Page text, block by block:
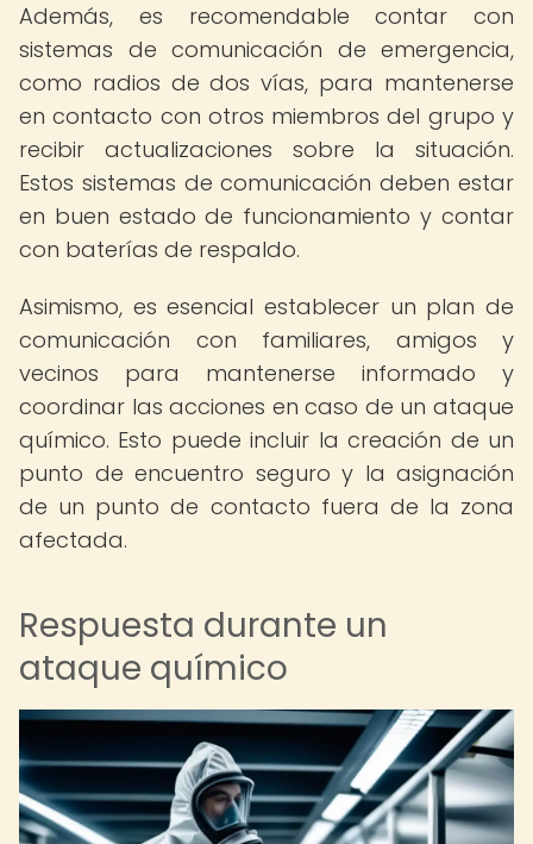
Además, es recomendable contar con
sistemas de comunicación de emergencia,
como radios de dos vías, para mantenerse
en contacto con otros miembros del grupo y
recibir actualizaciones sobre la situación.
Estos sistemas de comunicación deben estar
en buen estado de funcionamiento y contar
con baterías de respaldo.
Asimismo, es esencial establecer un plan de
comunicación con familiares, amigos y
vecinos para mantenerse informado y
coordinar las acciones en caso de un ataque
químico. Esto puede incluir la creación de un
punto de encuentro seguro y la asignación
de un punto de contacto fuera de la zona
afectada.
Respuesta durante un
ataque químico